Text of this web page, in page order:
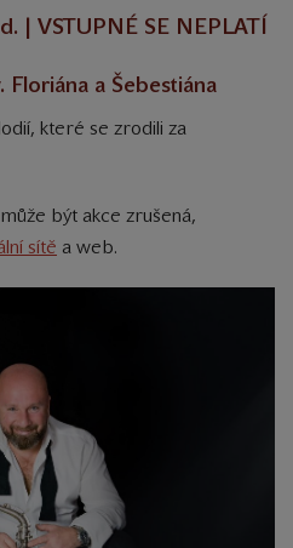
| VSTUPNÉ SE NEPLATÍ
Floriána a Šebestiána
které se zrodili za
být akce zrušená,
sítě a web.